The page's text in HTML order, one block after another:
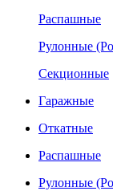
Распашные
Рулонные
Секционные
Гаражные
Откатные
Распашные
Рулонные